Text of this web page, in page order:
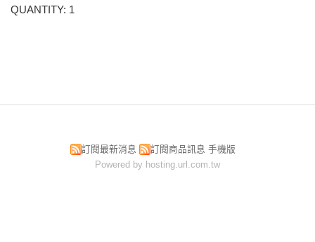
QUANTITY: 1
訂閱最新消息 訂閱商品訊息 手機版
Powered by hosting.url.com.tw